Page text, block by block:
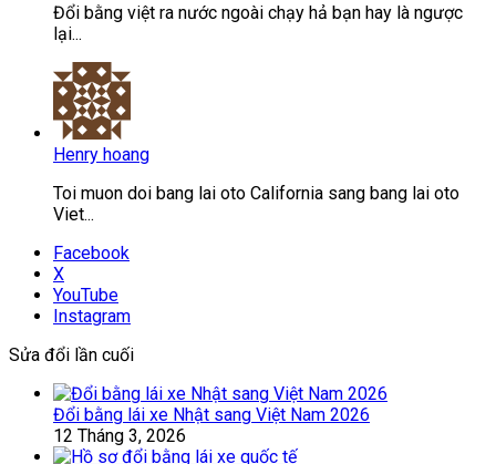
Đổi bằng việt ra nước ngoài chạy hả bạn hay là ngược
lại...
Henry hoang
Toi muon doi bang lai oto California sang bang lai oto
Viet...
Facebook
X
YouTube
Instagram
Sửa đổi lần cuối
Đổi bằng lái xe Nhật sang Việt Nam 2026
12 Tháng 3, 2026